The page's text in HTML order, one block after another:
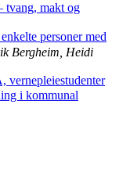
tvang, makt og
personer med
Bergheim, Heidi
vernepleiestudenter
i kommunal